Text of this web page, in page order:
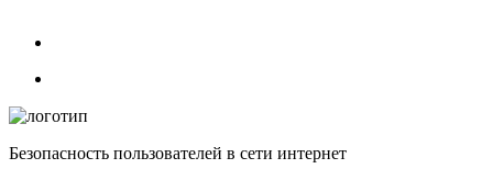
Безопасность пользователей в сети интернет